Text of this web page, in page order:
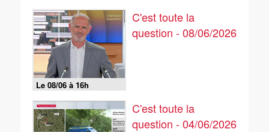
Le 08/06 à 16h
C'est toute la
question - 08/06/2026
C'est toute la
question - 04/06/2026